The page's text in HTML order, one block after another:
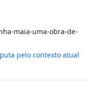
maia-uma-obra-de-
pelo contexto atual